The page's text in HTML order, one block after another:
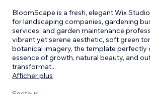
BloomScape is a fresh, elegant Wix
for landscaping companies, gardening
services, and garden maintenance
vibrant yet serene aesthetic, soft green
botanical imagery, the template perfectly
essence of growth, natural beauty, and
transformat...
Afficher plus